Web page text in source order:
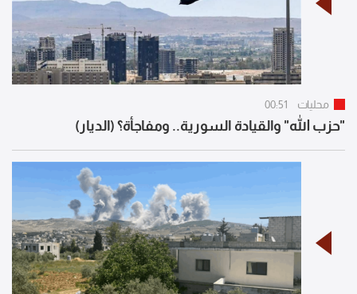
محليات 00:51
"حزب الله" والقيادة السورية.. ومفاجأة؟ (الديار)